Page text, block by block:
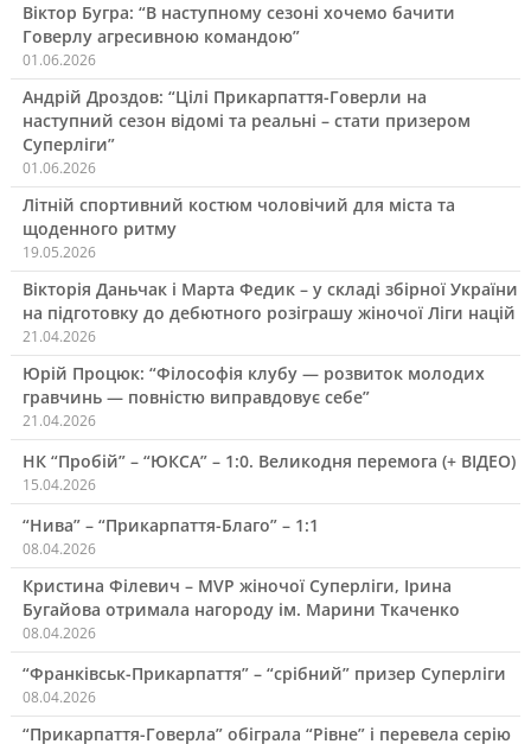
Віктор Бугра: “В наступному сезоні хочемо бачити
Говерлу агресивною командою”
01.06.2026
Андрій Дроздов: “Цілі Прикарпаття-Говерли на
наступний сезон відомі та реальні – стати призером
Суперліги”
01.06.2026
Літній спортивний костюм чоловічий для міста та
щоденного ритму
19.05.2026
Вікторія Даньчак і Марта Федик – у складі збірної України
на підготовку до дебютного розіграшу жіночої Ліги націй
21.04.2026
Юрій Процюк: “Філософія клубу — розвиток молодих
гравчинь — повністю виправдовує себе”
21.04.2026
НК “Пробій” – “ЮКСА” – 1:0. Великодня перемога (+ ВІДЕО)
15.04.2026
“Нива” – “Прикарпаття-Благо” – 1:1
08.04.2026
Кристина Філевич – MVP жіночої Суперліги, Ірина
Бугайова отримала нагороду ім. Марини Ткаченко
08.04.2026
“Франківськ-Прикарпаття” – “срібний” призер Суперліги
08.04.2026
“Прикарпаття-Говерла” обіграла “Рівне” і перевела серію